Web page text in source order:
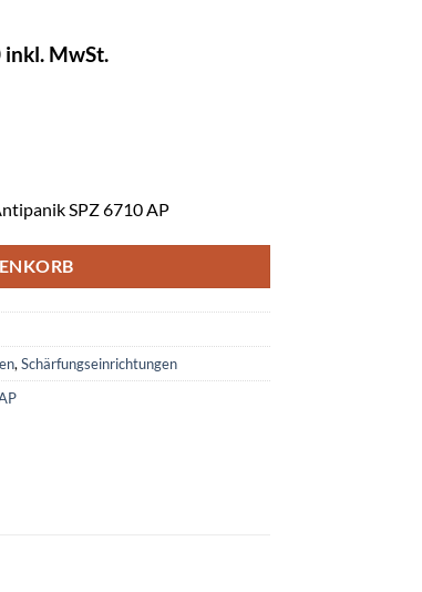
inkl. MwSt.
SPZ 6710 AP
,Schärfungseinrichtungen